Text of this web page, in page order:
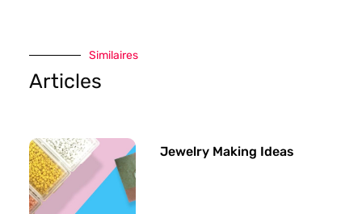
Similaires
Articles
Jewelry Making Ideas